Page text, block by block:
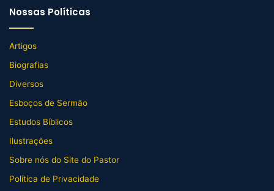
Nossas Políticas
Artigos
Biografias
Diversos
Esboços de Sermão
Estudos Bíblicos
Ilustrações
Sobre nós do Site do Pastor
Política de Privacidade